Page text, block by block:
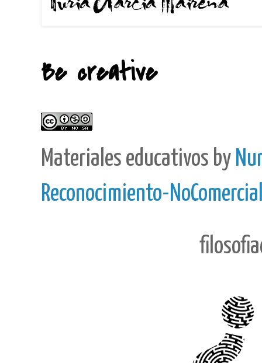
Be creative
Materiales educativos by
Reconocimiento-